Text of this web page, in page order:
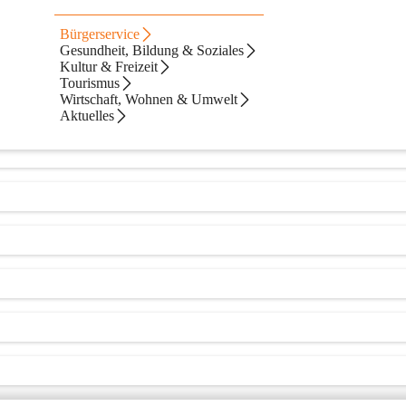
Bürgerservice
Gesundheit, Bildung & Soziales
Kultur & Freizeit
Tourismus
Wirtschaft, Wohnen & Umwelt
Aktuelles